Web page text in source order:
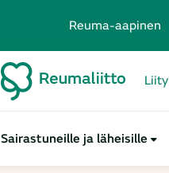
Reuma-aapinen
Sairastuneille ja läheisille